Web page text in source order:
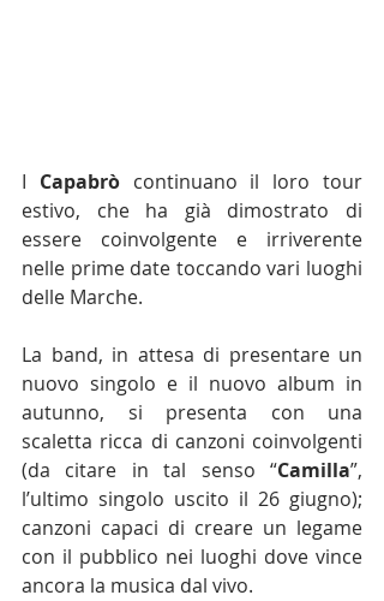
I Capabrò continuano il loro tour
estivo, che ha già dimostrato di
essere coinvolgente e irriverente
nelle prime date toccando vari luoghi
delle Marche.
La band, in attesa di presentare un
nuovo singolo e il nuovo album in
autunno, si presenta con una
scaletta ricca di canzoni coinvolgenti
(da citare in tal senso “Camilla”,
l’ultimo singolo uscito il 26 giugno);
canzoni capaci di creare un legame
con il pubblico nei luoghi dove vince
ancora la musica dal vivo.